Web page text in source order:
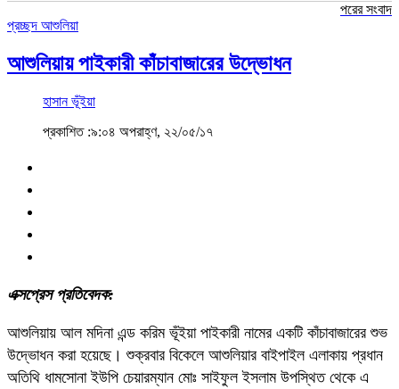
পরের সংবাদ
প্রচ্ছদ আশুলিয়া
আশুলিয়ায় পাইকারী কাঁচাবাজারের উদ্ভোধন
হাসান ভূঁইয়া
প্রকাশিত :৯:০৪ অপরাহ্ণ, ২২/০৫/১৭
এক্সপ্রেস প্রতিবেদক:
আশুলিয়ায় আল মদিনা এন্ড করিম ভূঁইয়া পাইকারী নামের একটি কাঁচাবাজারের শুভ
উদ্ভোধন করা হয়েছে। শুক্রবার বিকেলে আশুলিয়ার বাইপাইল এলাকায় প্রধান
অতিথি ধামসোনা ইউপি চেয়ারম্যান মোঃ সাইফুল ইসলাম উপস্থিত থেকে এ